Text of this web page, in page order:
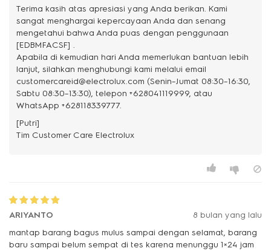
Terima kasih atas apresiasi yang Anda berikan. Kami
sangat menghargai kepercayaan Anda dan senang
mengetahui bahwa Anda puas dengan penggunaan
[EDBMFACSF] .
Apabila di kemudian hari Anda memerlukan bantuan lebih
lanjut, silahkan menghubungi kami melalui email
customercareid@electrolux.com (Senin–Jumat 08:30–16:30,
Sabtu 08:30–13:30), telepon +628041119999, atau
WhatsApp +628118339777.
[Putri]
ARIYANTO
8 bulan yang lalu
mantap barang bagus mulus sampai dengan selamat, barang
baru sampai belum sempat di tes karena menunggu 1×24 jam